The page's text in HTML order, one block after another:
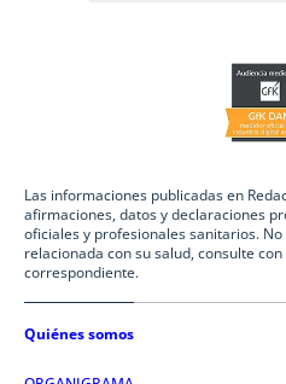
Las informaciones publicadas en
afirmaciones, datos y declaraciones
oficiales y profesionales sanitarios.
relacionada con su salud, consulte
correspondiente.
Quiénes somos